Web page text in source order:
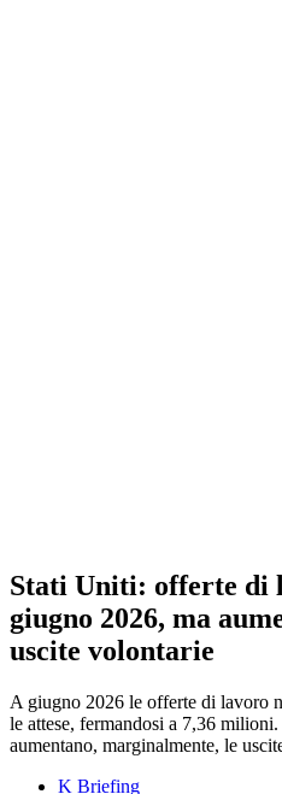
Stati Uniti: offerte di
giugno 2026, ma
uscite volontarie
A giugno 2026 le offerte di lavoro
le attese, fermandosi a 7,36
aumentano, marginalmente, le
K Briefing